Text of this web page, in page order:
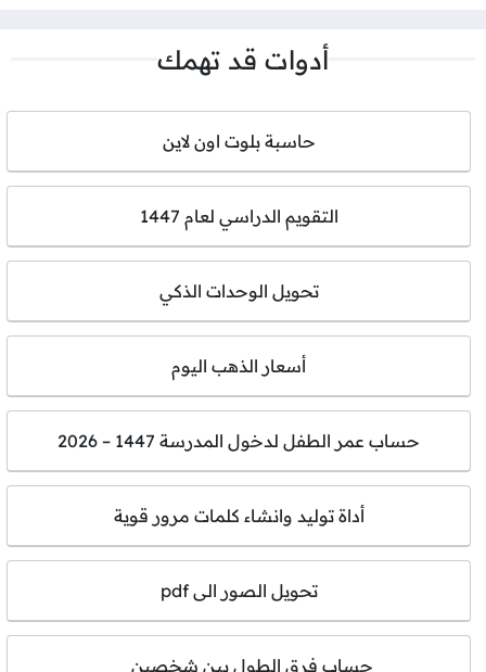
أدوات قد تهمك
حاسبة بلوت اون لاين
التقويم الدراسي لعام 1447
تحويل الوحدات الذكي
أسعار الذهب اليوم
حساب عمر الطفل لدخول المدرسة 1447 – 2026
أداة توليد وانشاء كلمات مرور قوية
تحويل الصور الى pdf
حساب فرق الطول بين شخصين